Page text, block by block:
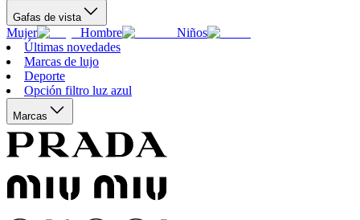
Gafas de vista
Mujer Hombre
Niños
Últimas novedades
Marcas de lujo
Deporte
Opción filtro luz azul
Marcas